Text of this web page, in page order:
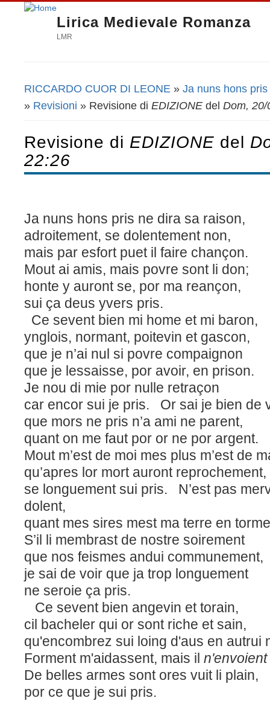
Lirica Medievale Romanza
LMR
Tu sei qui
RICCARDO CUOR DI LEONE » Ja nuns hons
» Revisioni » Revisione di EDIZIONE del Dom, 20/
Revisione di EDIZIONE del
22:26
Ja nuns hons pris ne dira sa raison,
adroitement, se dolentement non,
mais par esfort puet il faire chançon.
Mout ai amis, mais povre sont li don;
honte y auront se, por ma reançon,
sui ça deus yvers pris.
Ce sevent bien mi home et mi baron,
ynglois, normant, poitevin et gascon,
que je n’ai nul si povre compaignon
que je lessaisse, por avoir, en prison.
Je nou di mie por nulle retraçon
car encor sui je pris.
Or sai je bien de
que mors ne pris n’a ami ne parent,
quant on me faut por or ne por argent.
Mout m’est de moi mes plus m’est de
qu’apres lor mort auront reprochement,
se longuement sui pris.
N’est pas
dolent,
quant mes sires mest ma terre en
S’il li membrast de nostre soirement
que nos feismes andui communement,
je sai de voir que ja trop longuement
ne seroie ça pris.
Ce sevent bien angevin et torain,
cil bacheler qui or sont riche et sain,
qu'encombrez sui loing d'aus en autrui
Forment m'aidassent, mais il n'envoient
De belles armes sont ores vuit li plain,
por ce que je sui pris.